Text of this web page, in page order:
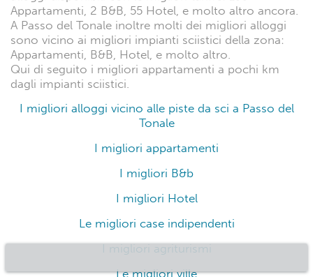
I luoghi d'interesse e cosa
vedere a Passo del Tonale
impianti sciistici si trovano anche vicino ai maggiori
luoghi d'interesse. I punti di interesse da non perdere
Passo del Tonale
Sacrario militare del Tonale
Parco di Val Sozzine
Parco dell'Adamello
A pochi km dalle piste da sci potrai trovare 200